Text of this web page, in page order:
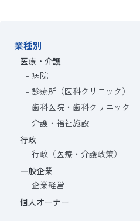
業種別
医療・介護
病院
診療所（医科クリニック）
歯科医院・歯科クリニック
介護・福祉施設
行政
行政（医療・介護政策）
一般企業
企業経営
個人オーナー